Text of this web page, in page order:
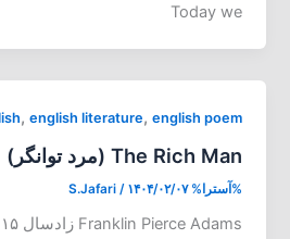
Today we
, english literature, english poem
The Rich Man (مرد توانگر)
%آسترا% S.Jafari / ۱۴۰۴/۰۲/۰۷